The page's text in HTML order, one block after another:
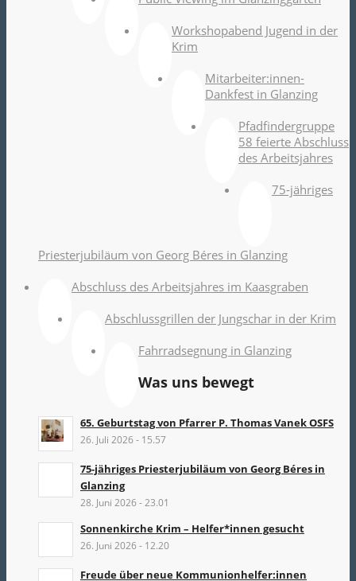
Workshopabend Jugend in der
Krim
Mitarbeiter:innen-
Dankfest in Glanzing
Pfadfindergruppe
58 feierte Abschluss
des Arbeitsjahres
75-jähriges
Priesterjubiläum von Georg Béres in Glanzing
Abschluss des Arbeitsjahres im Kaasgraben
Abschlussgrillen der Jungschar in der Krim
Fahrradsegnung in Glanzing
Was uns bewegt
65. Geburtstag von Pfarrer P. Thomas Vanek OSFS
26. Juli 2026 - 15.57
75-jähriges Priesterjubiläum von Georg Béres in
Glanzing
28. Juni 2026 - 23.01
Sonnenkirche Krim – Helfer*innen gesucht
26. Juni 2026 - 12.20
Freude über neue Kommunionhelfer:innen